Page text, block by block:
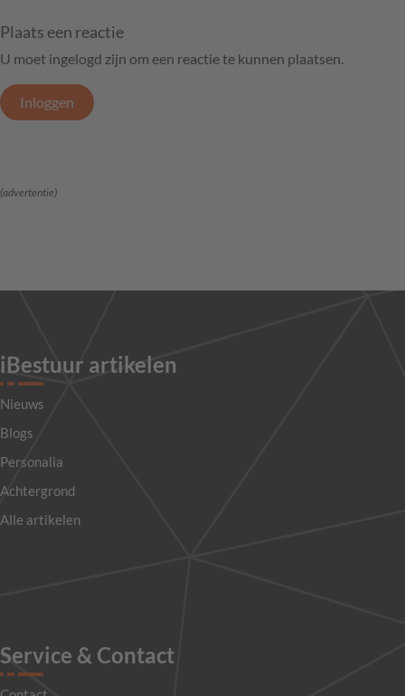
Plaats een reactie
U moet ingelogd zijn om een reactie te kunnen plaatsen.
Inloggen
(advertentie)
iBestuur artikelen
Nieuws
Blogs
Personalia
Achtergrond
Alle artikelen
Service & Contact